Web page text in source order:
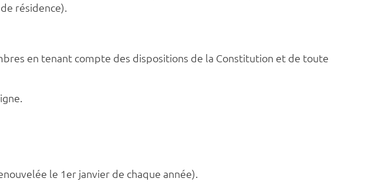
résidence).
en tenant compte des dispositions de la Constitution et de toute
le 1er janvier de chaque année).